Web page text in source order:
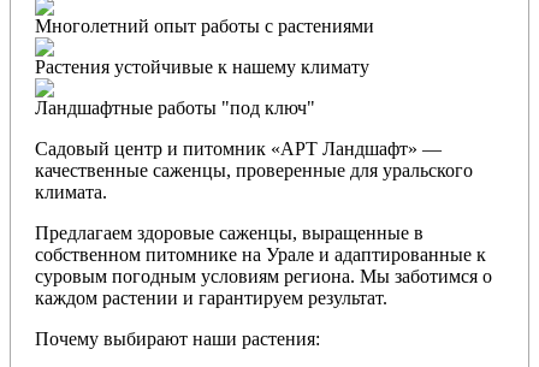
Многолетний опыт работы с растениями
Растения устойчивые к нашему климату
Ландшафтные работы "под ключ"
Садовый центр и питомник «АРТ Ландшафт» —
качественные саженцы, проверенные для уральского
климата.
Предлагаем здоровые саженцы, выращенные в
собственном питомнике на Урале и адаптированные к
суровым погодным условиям региона. Мы заботимся о
каждом растении и гарантируем результат.
Почему выбирают наши растения: